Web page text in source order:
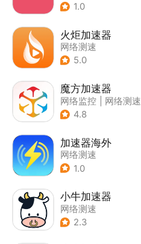
1.0
火炬加速器
网络测速
5.0
魔方加速器
网络监控
网络测速
4.8
加速器海外
网络测速
1.0
小牛加速器
网络测速
2.3